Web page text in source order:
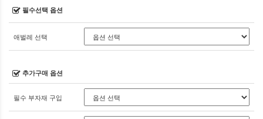
필수선택 옵션
애벌레 선택
추가구매 옵션
필수 부자재 구입